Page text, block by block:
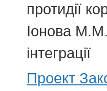
протидії
Іонова М.М.
інтеграції
Проект